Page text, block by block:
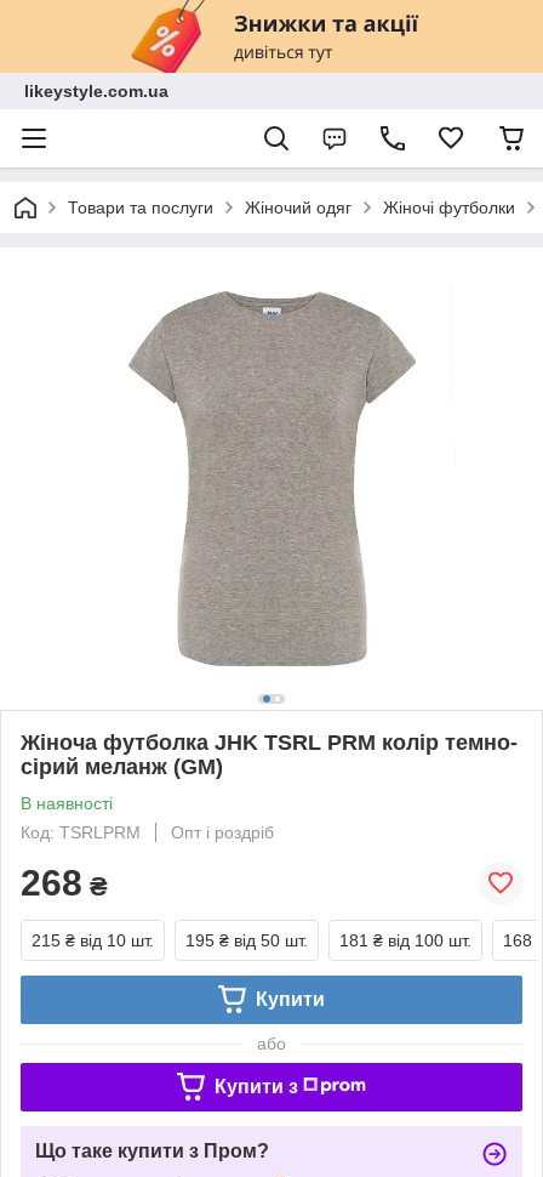
likeystyle.com.ua
Товари та послуги Жіночий одяг Жіночі футболки
Жіноча футболка JHK TSRL PRM колір темно-
сірий меланж (GM)
В наявності
Код: TSRLPRM
Опт і роздріб
268 ₴
215 ₴ від 10 шт. 195 ₴ від 50 шт. 181 ₴ від 100 шт. 168
Купити
або
Купити з
Що таке купити з Пром?